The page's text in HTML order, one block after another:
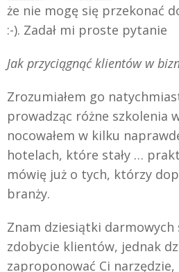
że nie mogę się przekonać
:-). Zadał mi proste pytanie
Jak przyciągnąć klientów w
Zrozumiałem go
prowadząc różne szkolenia
nocowałem w kilku
hotelach, które stały …
mówię już o tych, którzy
branży.
Znam dziesiątki darmowych
zdobycie klientów, jednak
zaproponować Ci